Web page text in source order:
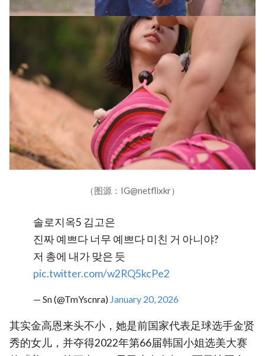
（图源：IG@netflixkr）
솔로지옥5 김고은
진짜 예쁘다 너무 예쁘다 미친 거 아니야?
저 총에 내가 맞은 듯
pic.twitter.com/w2RQ5kcPe2
— Sn (@TmYscnra) January 20, 2026
其实金高恩来头不小，她是前国家代表足球选手金贤
秀的女儿，并夺得2022年第66届韩国小姐选美大赛